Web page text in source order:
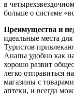
в
больше о системе
Преимущества и
идеальные места
Туристов
Анапы удобно как
хорошо развит
легко отправиться
магазины с
аптеки, и всегда